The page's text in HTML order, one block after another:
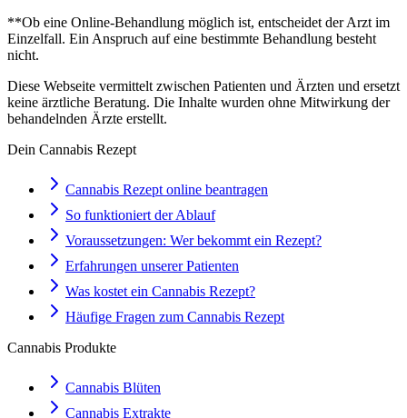
**Ob eine Online-Behandlung möglich ist, entscheidet der Arzt im
Einzelfall. Ein Anspruch auf eine bestimmte Behandlung besteht
nicht.
Diese Webseite vermittelt zwischen Patienten und Ärzten und ersetzt
keine ärztliche Beratung. Die Inhalte wurden ohne Mitwirkung der
behandelnden Ärzte erstellt.
Dein Cannabis Rezept
Cannabis Rezept online beantragen
So funktioniert der Ablauf
Voraussetzungen: Wer bekommt ein Rezept?
Erfahrungen unserer Patienten
Was kostet ein Cannabis Rezept?
Häufige Fragen zum Cannabis Rezept
Cannabis Produkte
Cannabis Blüten
Cannabis Extrakte